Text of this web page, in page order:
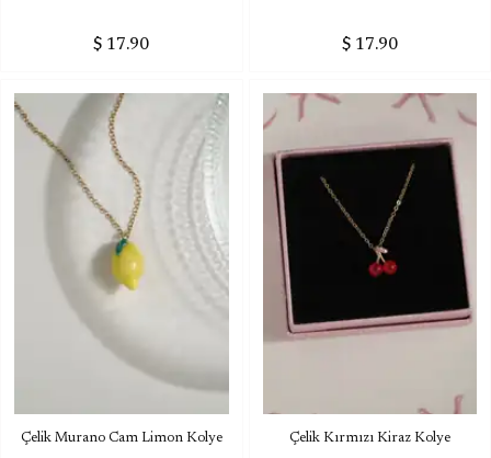
$ 17.90 $ 17.90
Çelik Murano Cam Limon Kolye Çelik Kırmızı Kiraz Kolye